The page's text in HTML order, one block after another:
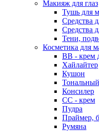
Макияж для глаз
Тушь для
Средства
Средства
Тени,
Косметика для
ВВ - крем
Хайлайтер
Кушон
Консилер
СС - крем
Пудра
Праймер,
Румяна